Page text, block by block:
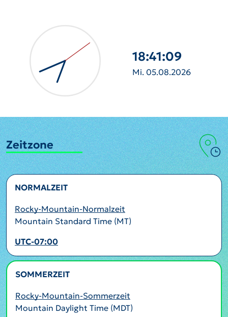
18:41:10
Mi. 05.08.2026
Zeitzone
NORMALZEIT
Rocky-Mountain-Normalzeit
Mountain Standard Time (MT)
UTC-07:00
SOMMERZEIT
Rocky-Mountain-Sommerzeit
Mountain Daylight Time (MDT)